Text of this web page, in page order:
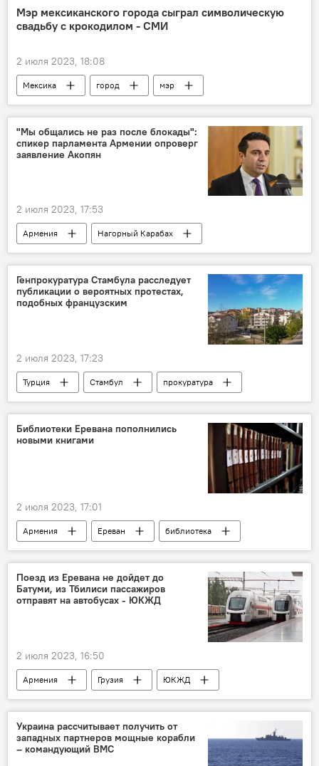
Нубарашенская свалка
Мэр мексиканского города сыграл символическую
свадьбу с крокодилом - СМИ
2 июля 2023, 18:08
Мексика город
мэр
женитьба
крокодил
"Мы общались не раз после блокады":
спикер парламента Армении опроверг
заявление Акопян
2 июля 2023, 17:53
Армения
Нагорный Карабах
депутат
Ален Симонян
блокада Лачинского коридора
Генпрокуратура Стамбула расследует
публикации о вероятных протестах,
подобных французским
2 июля 2023, 17:23
Турция Стамбул
прокуратура
соцсети
беспорядки Франция
Библиотеки Еревана пополнились
новыми книгами
2 июля 2023, 17:01
Армения Ереван
библиотека
книги
мэрия Еревана
Поезд из Еревана не дойдет до
Батуми, из Тбилиси пассажиров
отправят на автобусах - ЮКЖД
2 июля 2023, 16:50
Армения Грузия
ЮКЖД
поезд
Батуми
оползень
Украина рассчитывает получить от
западных партнеров мощные корабли
– командующий ВМС